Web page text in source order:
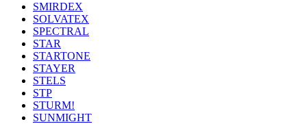
SMIRDEX
SOLVATEX
SPECTRAL
STAR
STARTONE
STAYER
STELS
STP
STURM!
SUNMIGHT